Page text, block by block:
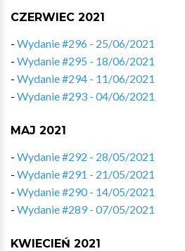
CZERWIEC 2021
- Wydanie #296 - 25/06/2021
- Wydanie #295 - 18/06/2021
- Wydanie #294 - 11/06/2021
- Wydanie #293 - 04/06/2021
MAJ 2021
- Wydanie #292 - 28/05/2021
- Wydanie #291 - 21/05/2021
- Wydanie #290 - 14/05/2021
- Wydanie #289 - 07/05/2021
KWIECIEŃ 2021